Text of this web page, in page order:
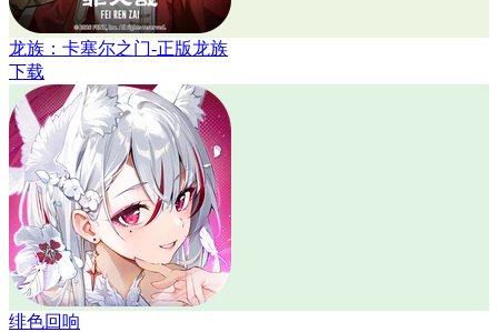
龙族：卡塞尔之门-正版龙族
下载
绯色回响